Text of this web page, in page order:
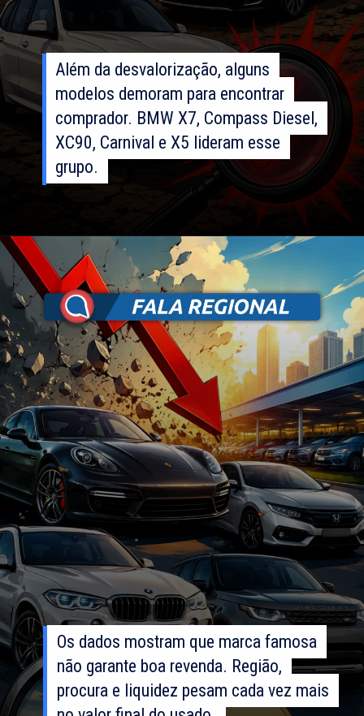
Além da desvalorização, alguns
modelos demoram para encontrar
comprador. BMW X7, Compass Diesel,
XC90, Carnival e X5 lideram esse
grupo.
Além da desvalorização, alguns
modelos demoram para encontrar
comprador. BMW X7, Compass Diesel,
XC90, Carnival e X5 lideram esse
grupo.
Os dados mostram que marca famosa
não garante boa revenda. Região,
procura e liquidez pesam cada vez mais
Os dados mostram que marca famosa
não garante boa revenda. Região,
procura e liquidez pesam cada vez mais